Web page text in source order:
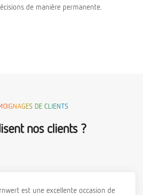
de manière permanente.
DE CLIENTS
nos clients ?
est une excellente occasion de